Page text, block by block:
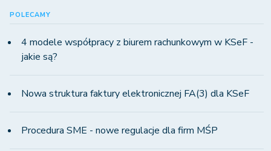
POLECAMY
4 modele współpracy z biurem rachunkowym w KSeF -
jakie są?
Nowa struktura faktury elektronicznej FA(3) dla KSeF
Procedura SME - nowe regulacje dla firm MŚP